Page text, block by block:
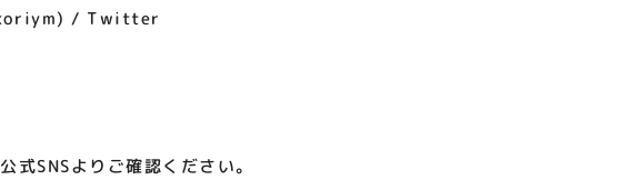
/ Twitter
SNSよりご確認ください。